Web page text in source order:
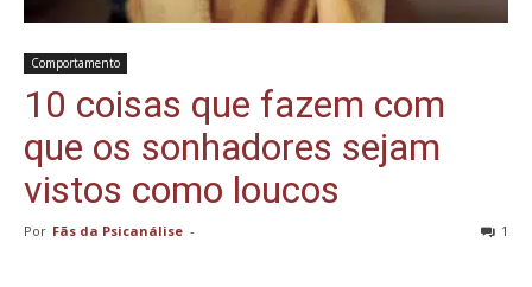
Comportamento
10 coisas que fazem com
que os sonhadores sejam
vistos como loucos
Por Fãs da Psicanálise - 1